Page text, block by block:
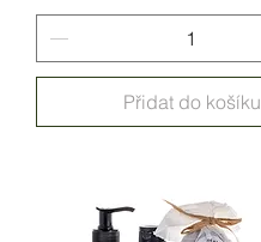
Přidat do košíku